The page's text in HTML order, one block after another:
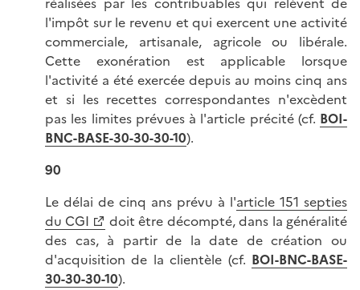
l'impôt sur le revenu et qui exercent une activité
commerciale, artisanale, agricole ou libérale.
Cette exonération est applicable lorsque
l'activité a été exercée depuis au moins cinq ans
et si les recettes correspondantes n'excèdent
pas les limites prévues à l'article précité (cf. BOI-
BNC-BASE-30-30-30-10).
90
Le délai de cinq ans prévu à l'article 151 septies
du CGI
doit être décompté, dans la généralité
des cas, à partir de la date de création ou
d'acquisition de la clientèle (cf. BOI-BNC-BASE-
30-30-30-10).